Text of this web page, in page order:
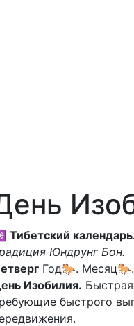
Тибетский
Юндрунг Бон.
Год🐎.
Изобилия.
быстрого